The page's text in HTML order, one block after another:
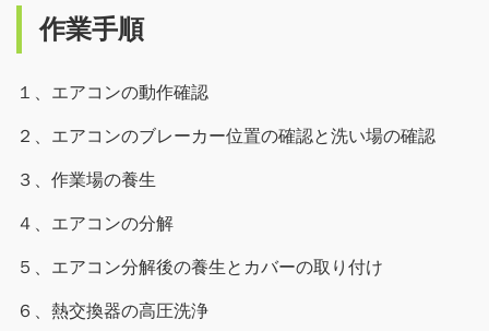
作業手順
１、エアコンの動作確認
２、エアコンのブレーカー位置の確認と洗い場の確認
３、作業場の養生
４、エアコンの分解
５、エアコン分解後の養生とカバーの取り付け
６、熱交換器の高圧洗浄